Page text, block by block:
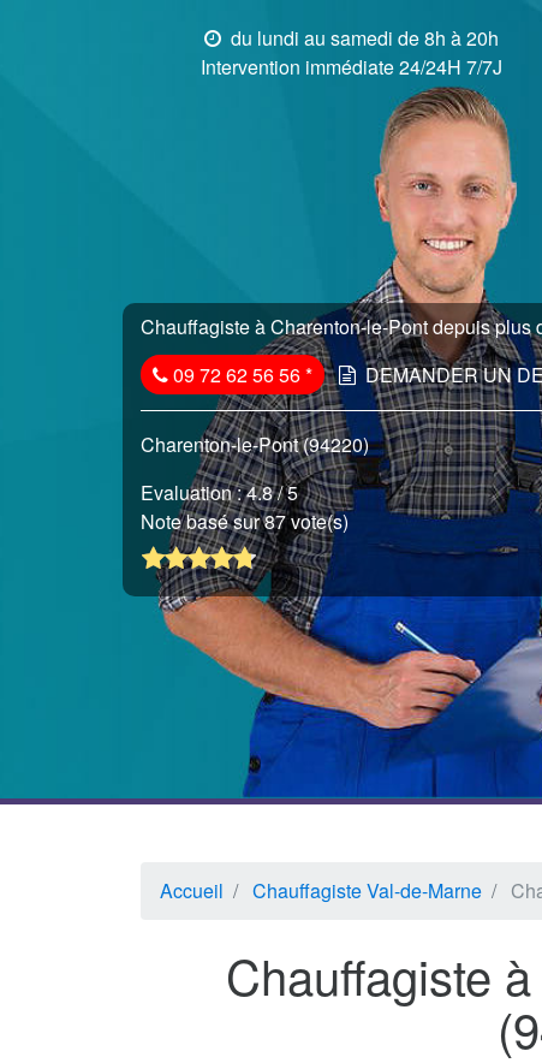
du lundi au samedi de 8h à 20h
Intervention immédiate 24/24H 7/7J
Chauffagiste à Charenton-le-Pont depuis plus
09 72 62 56 56* DEMANDER UN
Charenton-le-Pont (94220)
Evaluation :4.8/ 5
Note basé sur 87 vote(s)
Accueil Chauffagiste Val-de-Marne
Chauffagiste